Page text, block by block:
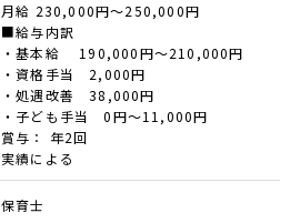
月給 230,000円～250,000円
■給与内訳
・基本給 190,000円～210,000円
・資格手当 2,000円
・処遇改善 38,000円
・子ども手当 0円～11,000円
賞与： 年2回
実績による
保育士